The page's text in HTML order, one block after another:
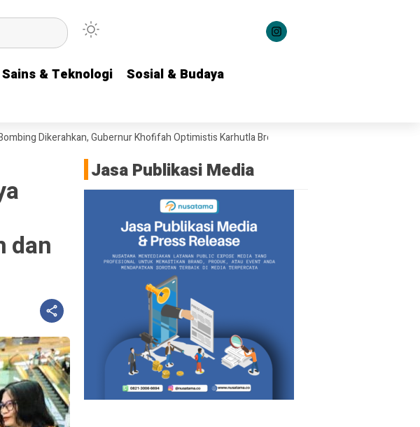
Sains & Teknologi
Sosial & Budaya
Sains & Teknologi
Sosial & Budaya
Gubernur Khofifah Optimistis Karhutla Bromo Segera Dipadamkan
dan
Jasa Publikasi Media